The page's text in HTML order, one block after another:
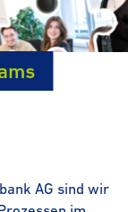
AG sind wir